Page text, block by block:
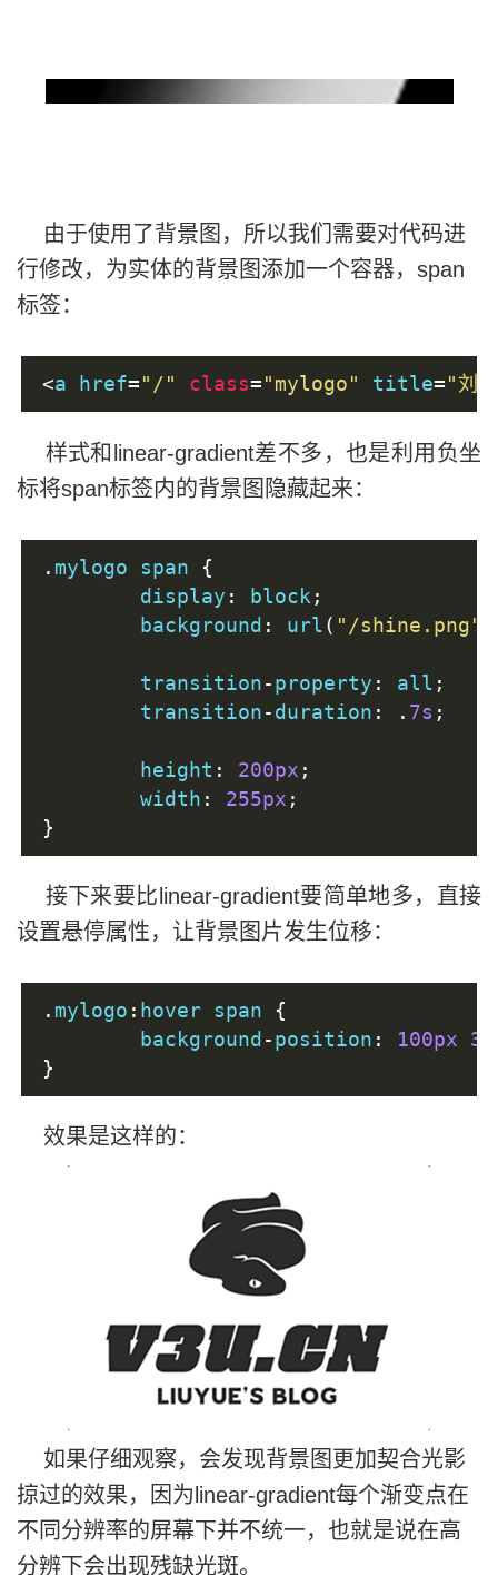
由于使用了背景图，所以我们需要对代码进
行修改，为实体的背景图添加一个容器，span
标签：
<a href="/" class="mylogo" title="刘
样式和linear-gradient差不多，也是利用负坐
标将span标签内的背景图隐藏起来：
. mylogo span {
	display
: block ;
	background
: url ( "/shine.png"
	transition
-property : all ;
	transition
-duration : . 7s ;
	height
: 200px ;
	width
: 255px ;
}
接下来要比linear-gradient要简单地多，直接
设置悬停属性，让背景图片发生位移：
. mylogo : hover span {
	background
-position : 100px
}
效果是这样的：
如果仔细观察，会发现背景图更加契合光影
掠过的效果，因为linear-gradient每个渐变点在
不同分辨率的屏幕下并不统一，也就是说在高
分辨下会出现残缺光斑。